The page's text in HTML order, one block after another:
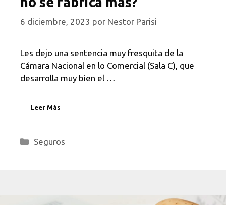
6 diciembre, 2023 por Nestor Parisi
Les dejo una sentencia muy fresquita de la
Cámara Nacional en lo Comercial (Sala C), que
desarrolla muy bien el …
Leer Más
Categorías
Seguros